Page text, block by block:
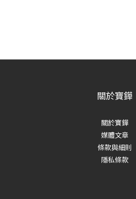
關於寶鏵
關於寶鏵
媒體文章
條款與細則
隱私條款